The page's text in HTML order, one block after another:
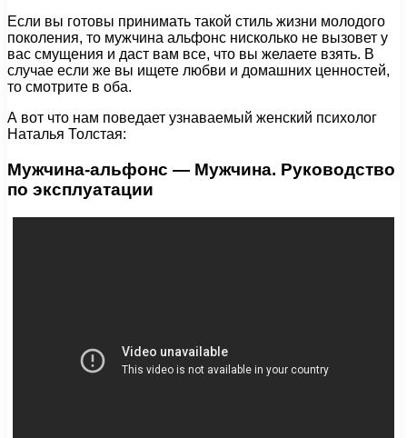
Если вы готовы принимать такой стиль жизни молодого
поколения, то мужчина альфонс нисколько не вызовет у
вас смущения и даст вам все, что вы желаете взять. В
случае если же вы ищете любви и домашних ценностей,
то смотрите в оба.
А вот что нам поведает узнаваемый женский психолог
Наталья Толстая:
Мужчина-альфонс — Мужчина. Руководство
по эксплуатации